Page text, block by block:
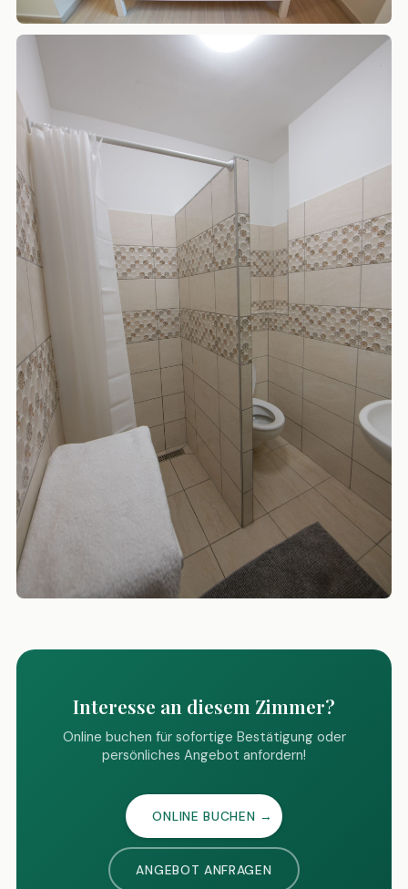
Interesse an diesem Zimmer?
Online buchen für sofortige Bestätigung oder
persönliches Angebot anfordern!
ONLINE BUCHEN →
ANGEBOT ANFRAGEN